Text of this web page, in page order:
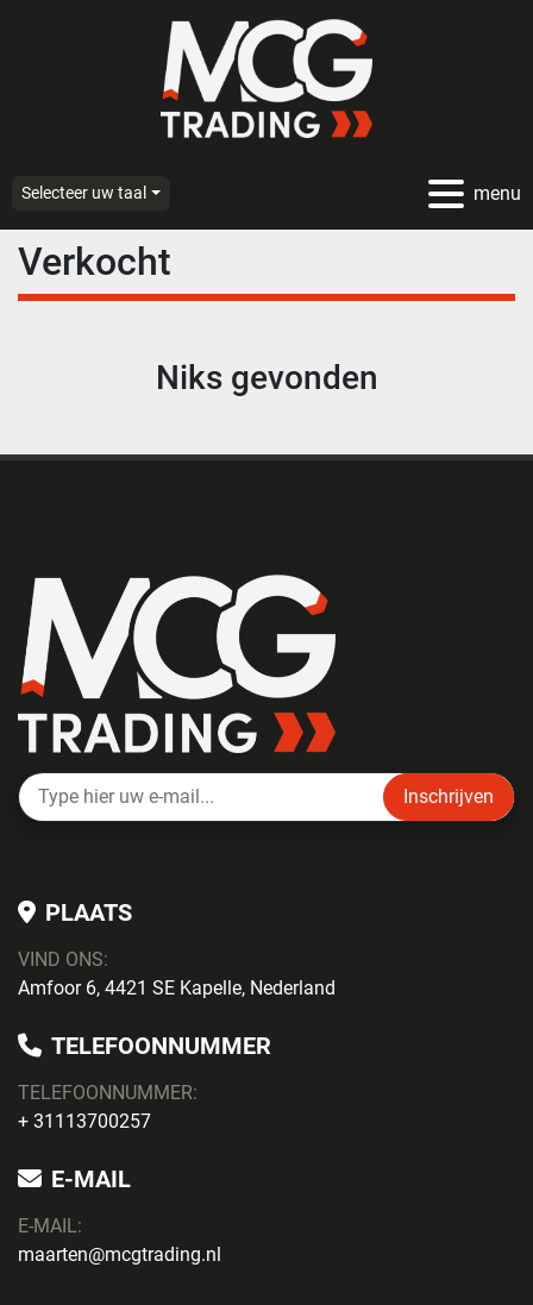
menu
Selecteer uw taal
Verkocht
Niks gevonden
Inschrijven
PLAATS
VIND ONS:
Amfoor 6, 4421 SE Kapelle, Nederland
TELEFOONNUMMER
TELEFOONNUMMER:
+ 31113700257
E-MAIL
E-MAIL:
maarten@mcgtrading.nl